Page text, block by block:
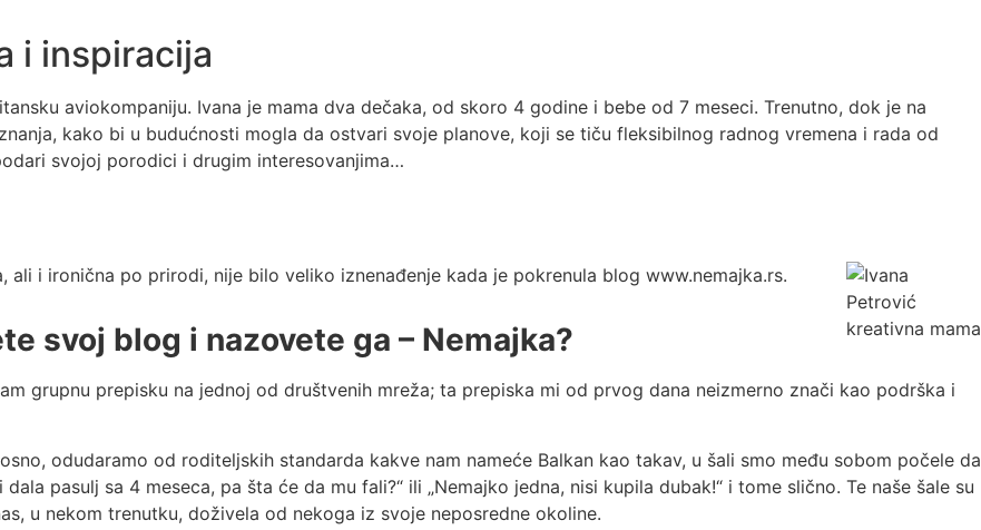
i inspiracija
aviokompaniju. Ivana je mama dva dečaka, od skoro 4 godine i bebe od 7 meseci. Trenutno, dok je na
kako bi u budućnosti mogla da ostvari svoje planove, koji se tiču fleksibilnog radnog vremena i rada od
svojoj porodici i drugim interesovanjima…
i ironična po prirodi, nije bilo veliko iznenađenje kada je pokrenula blog www.nemajka.rs.
svoj blog i nazovete ga – Nemajka?
grupnu prepisku na jednoj od društvenih mreža; ta prepiska mi od prvog dana neizmerno znači kao podrška i
odudaramo od roditeljskih standarda kakve nam nameće Balkan kao takav, u šali smo među sobom počele da
pasulj sa 4 meseca, pa šta će da mu fali?“ ili „Nemajko jedna, nisi kupila dubak!“ i tome slično. Te naše šale su
u nekom trenutku, doživela od nekoga iz svoje neposredne okoline.